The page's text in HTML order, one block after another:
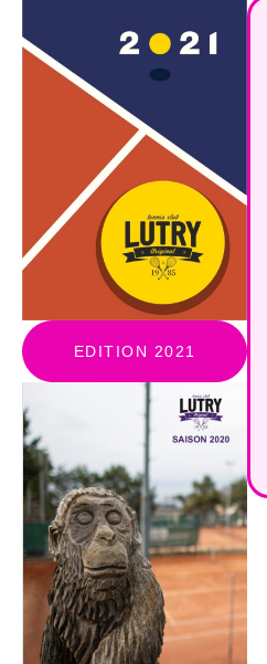
EDITION 2021